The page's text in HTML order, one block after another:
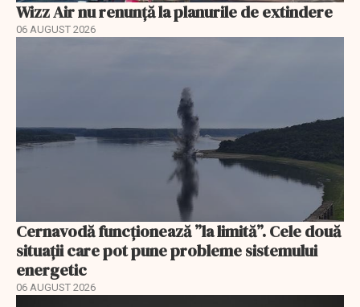
Wizz Air nu renunță la planurile de extindere
06 AUGUST 2026
Cernavodă funcționează ”la limită”. Cele două
situații care pot pune probleme sistemului
energetic
06 AUGUST 2026